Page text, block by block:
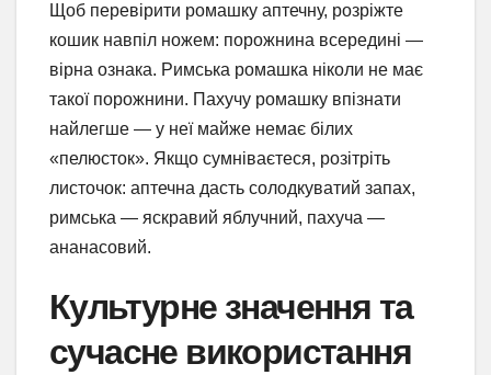
Щоб перевірити ромашку аптечну, розріжте
кошик навпіл ножем: порожнина всередині —
вірна ознака. Римська ромашка ніколи не має
такої порожнини. Пахучу ромашку впізнати
найлегше — у неї майже немає білих
«пелюсток». Якщо сумніваєтеся, розітріть
листочок: аптечна дасть солодкуватий запах,
римська — яскравий яблучний, пахуча —
ананасовий.
Культурне значення та
сучасне використання